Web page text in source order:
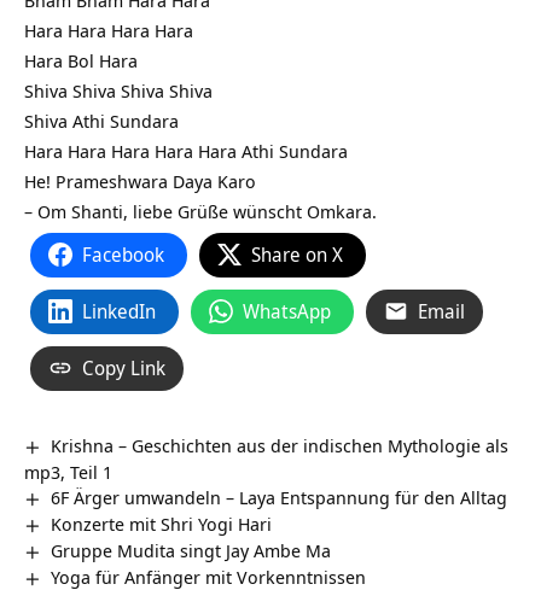
Hara Hara Hara Hara
Hara Bol Hara
Shiva Shiva Shiva Shiva
Shiva Athi Sundara
Hara Hara Hara Hara Hara Athi Sundara
He! Prameshwara Daya Karo
– Om Shanti, liebe Grüße wünscht Omkara.
Facebook Share on X
LinkedIn WhatsApp Email
Copy Link
Krishna – Geschichten aus der indischen Mythologie als
mp3, Teil 1
6F Ärger umwandeln – Laya Entspannung für den Alltag
Konzerte mit Shri Yogi Hari
Gruppe Mudita singt Jay Ambe Ma
Yoga für Anfänger mit Vorkenntnissen